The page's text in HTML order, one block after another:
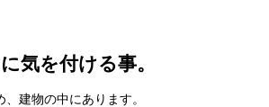
気を付ける事。
建物の中にあります。